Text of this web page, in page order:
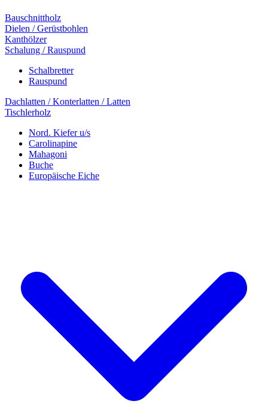
Bauschnittholz
Dielen / Gerüstbohlen
Kanthölzer
Schalung / Rauspund
Schalbretter
Rauspund
Dachlatten / Konterlatten / Latten
Tischlerholz
Nord. Kiefer u/s
Carolinapine
Mahagoni
Buche
Europäische Eiche